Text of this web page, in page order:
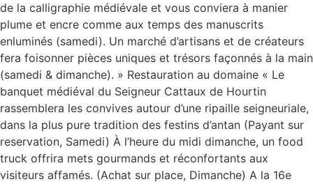
de la calligraphie médiévale et vous conviera à manier
plume et encre comme aux temps des manuscrits
enluminés (samedi). Un marché d’artisans et de créateurs
fera foisonner pièces uniques et trésors façonnés à la main
(samedi & dimanche). » Restauration au domaine « Le
banquet médiéval du Seigneur Cattaux de Hourtin
rassemblera les convives autour d’une ripaille seigneuriale,
dans la plus pure tradition des festins d’antan (Payant sur
reservation, Samedi) À l’heure du midi dimanche, un food
truck offrira mets gourmands et réconfortants aux
visiteurs affamés. (Achat sur place, Dimanche) A la 16e